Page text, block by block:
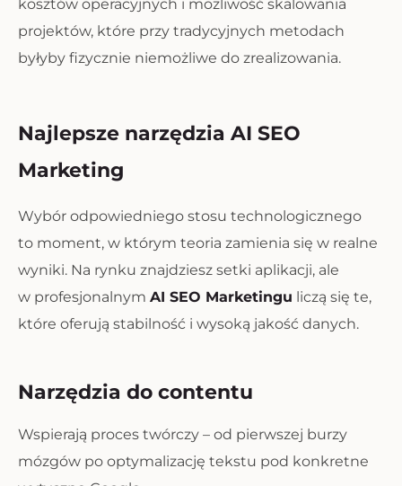
kosztów operacyjnych i możliwość skalowania
projektów, które przy tradycyjnych metodach
byłyby fizycznie niemożliwe do zrealizowania.
Najlepsze narzędzia AI SEO
Marketing
Wybór odpowiedniego stosu technologicznego
to moment, w którym teoria zamienia się w realne
wyniki. Na rynku znajdziesz setki aplikacji, ale
w profesjonalnym AI SEO Marketingu liczą się te,
które oferują stabilność i wysoką jakość danych.
Narzędzia do contentu
Wspierają proces twórczy – od pierwszej burzy
mózgów po optymalizację tekstu pod konkretne